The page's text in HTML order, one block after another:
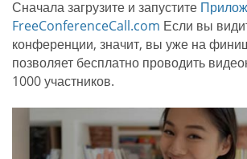
Сначала загрузите и запустите
FreeConferenceCall.com Если вы
конференции, значит, вы уже на
позволяет бесплатно проводить
1000 участников.